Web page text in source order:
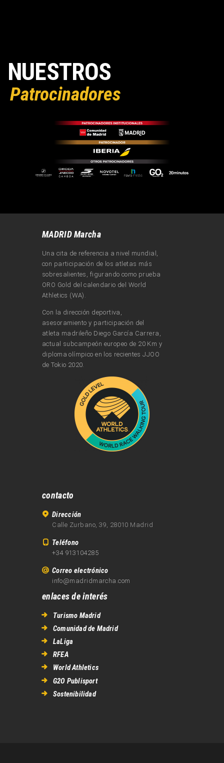
NUESTROS
Patrocinadores
MADRID Marcha
Una cita de referencia a nivel mundial,
con participación de los atletas más
sobresalientes, figurando como prueba
ORO Gold del calendario del World
Athletics (WA).
Con la dirección deportiva,
asesoramiento y participación del
atleta madrileño Diego García Carrera,
actual subcampeón europeo de 20 Km y
diploma olímpico en los recientes JJOO
de Tokio 2020.
contacto
Dirección
Calle Zurbano, 39, 28010 Madrid
Teléfono
+34 913104285
Correo electrónico
info@madridmarcha.com
enlaces de interés
Turismo Madrid
Comunidad de Madrid
LaLiga
RFEA
World Athletics
G2O Publisport
Sostenibilidad